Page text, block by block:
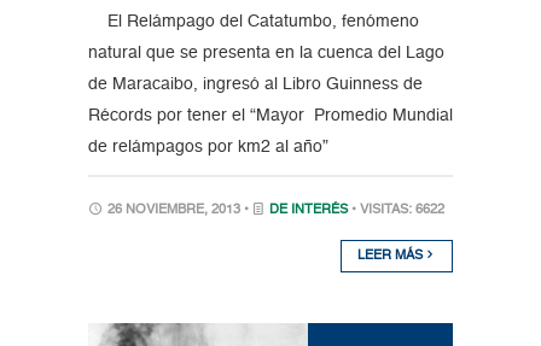
El Relámpago del Catatumbo, fenómeno
natural que se presenta en la cuenca del Lago
de Maracaibo, ingresó al Libro Guinness de
Récords por tener el “Mayor Promedio Mundial
de relámpagos por km2 al año”
26 NOVIEMBRE, 2013 • DE INTERÉS • VISITAS: 6622
LEER MÁS